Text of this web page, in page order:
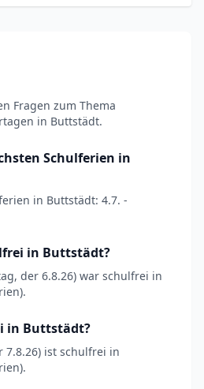
Fragen zum Thema
in Buttstädt.
Schulferien in
in Buttstädt: 4.7. -
in Buttstädt?
der 6.8.26) war schulfrei in
in Buttstädt?
7.8.26) ist schulfrei in